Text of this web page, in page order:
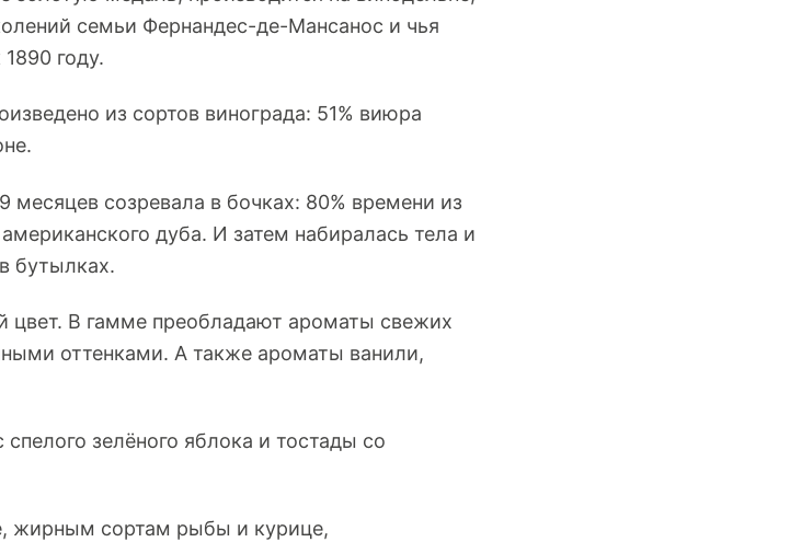
семьи Фернандес-де-Мансанос и чья
году.
из сортов винограда: 51% виюра
созревала в бочках: 80% времени из
дуба. И затем набиралась тела и
бутылках.
В гамме преобладают ароматы свежих
оттенками. А также ароматы ванили,
зелёного яблока и тостады со
жирным сортам рыбы и курице,